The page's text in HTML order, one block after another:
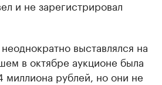
и не зарегистрировал
выставлялся на
в октябре аукционе была
миллиона рублей, но они не